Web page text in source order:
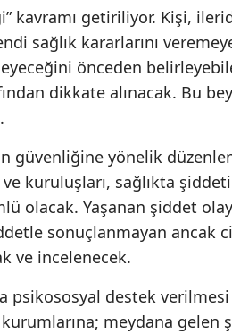
Kahramanmaraş
Mardin
Nevşehir
Niğde
Ordu
Rize
Sakarya
kavramı getiriliyor. Kişi,
sağlık kararlarını
önceden
dikkate alınacak. Bu
güvenliğine yönelik
kuruluşları, sağlıkta
olacak. Yaşanan şiddet
sonuçlanmayan ancak
ve incelenecek.
psikososyal destek
meydana gelen